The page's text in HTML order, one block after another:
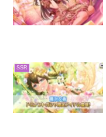
SSR